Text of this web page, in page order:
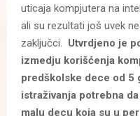
uticaja kompjutera na
ali su rezultati još uvek
zaključci. Utvrdjeno je
izmedju korišćenja
predškolske dece od 5
istraživanja potrebna
malu decu koja su u